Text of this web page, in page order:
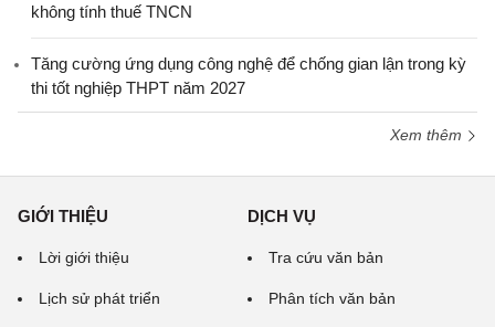
không tính thuế TNCN
Tăng cường ứng dụng công nghệ để chống gian lận trong kỳ
thi tốt nghiệp THPT năm 2027
Xem thêm
GIỚI THIỆU
Lời giới thiệu
Lịch sử phát triển
DỊCH VỤ
Tra cứu văn bản
Phân tích văn bản